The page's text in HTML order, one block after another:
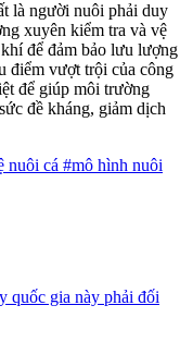
là người nuôi phải duy
xuyên kiểm tra và vệ
để đảm bảo lưu lượng
điểm vượt trội của công
để giúp môi trường
đề kháng, giảm dịch
nuôi cá #mô hình nuôi
quốc gia này phải đối